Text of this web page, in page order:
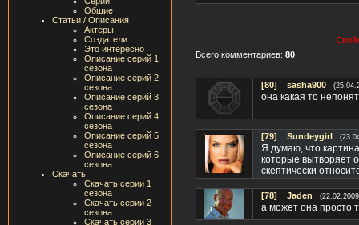
Общие
Статьи / Описания
Актеры
Создатели
Это интересно
Описание серий 1
сезона
Описание серий 2
сезона
Описание серий 3
сезона
Описание серий 4
сезона
Описание серий 5
сезона
Описание серий 6
сезона
Скачать
Скачать серии 1
сезона
Скачать серии 2
сезона
Скачать серии 3
Всего комментариев: 80
[80] sasha900
она какая то
[79] Sundeygirl
Я думаю, что
которые вытворяет
скептически
[78] Jaden
а может она просто